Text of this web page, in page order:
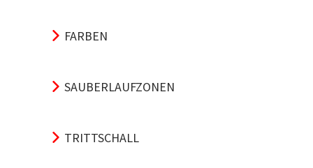
FARBEN
SAUBERLAUFZONEN
TRITTSCHALL